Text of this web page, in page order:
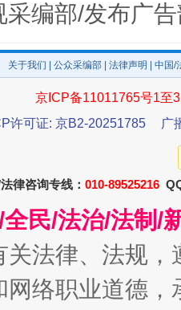
一
编部/发布广
关于我们 公众采编部 法律声明 | 中国
京ICP备11011765号1至
许可证: 京B2-20251785
广
律咨询专线： 010-89525216
民/法治/法制/
关法律、法规
网络职业道德